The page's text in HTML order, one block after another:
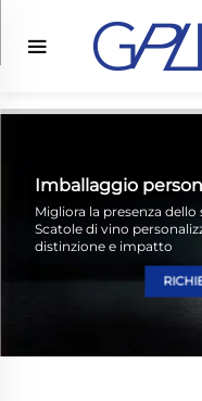
Imballaggio
Migliora la presenza
Scatole di vino
distinzione e impatto